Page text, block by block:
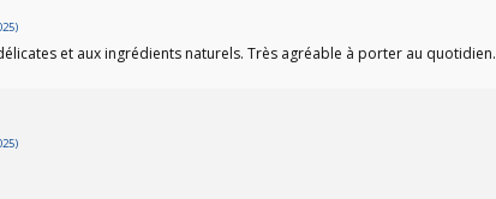
et aux ingrédients naturels. Très agréable à porter au quotidien.